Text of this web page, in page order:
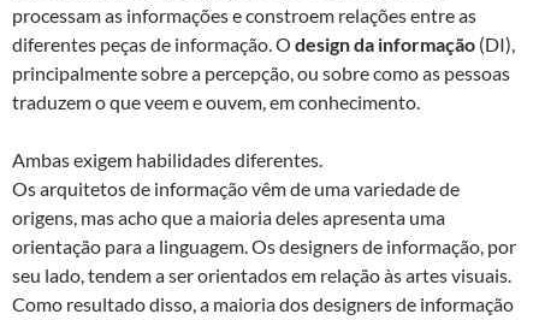
processam as informações e constroem relações entre as
diferentes peças de informação. O design da informação (DI),
principalmente sobre a percepção, ou sobre como as pessoas
traduzem o que veem e ouvem, em conhecimento.
Ambas exigem habilidades diferentes.
Os arquitetos de informação vêm de uma variedade de
origens, mas acho que a maioria deles apresenta uma
orientação para a linguagem. Os designers de informação, por
seu lado, tendem a ser orientados em relação às artes visuais.
Como resultado disso, a maioria dos designers de informação